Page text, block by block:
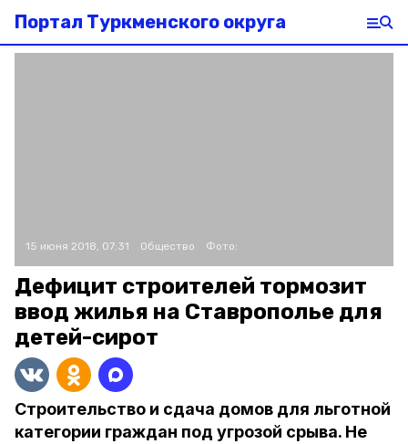
Портал Туркменского округа
15 июня 2018, 07:31 Общество Фото:
Дефицит строителей тормозит
ввод жилья на Ставрополье для
детей-сирот
Строительство и сдача домов для льготной
категории граждан под угрозой срыва. Не